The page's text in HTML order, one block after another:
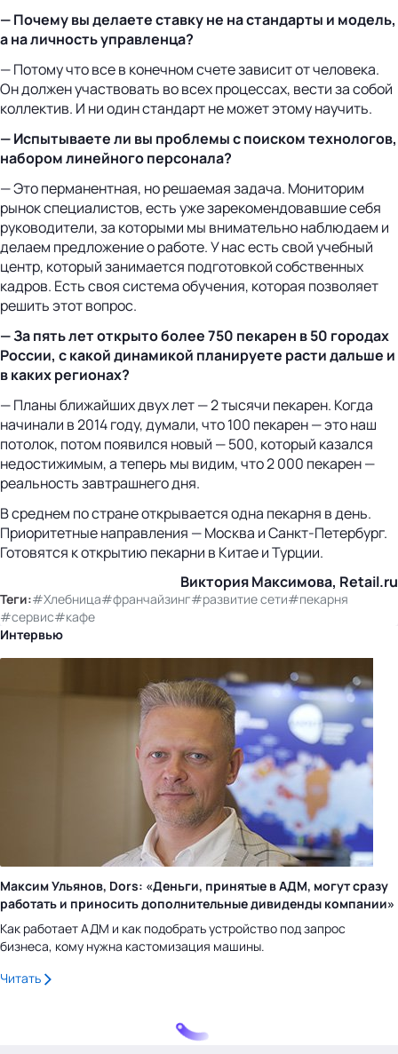
— Почему вы делаете ставку не на стандарты и модель,
а на личность управленца?
— Потому что все в конечном счете зависит от человека.
Он должен участвовать во всех процессах, вести за собой
коллектив. И ни один стандарт не может этому научить.
— Испытываете ли вы проблемы с поиском технологов,
набором линейного персонала?
— Это перманентная, но решаемая задача. Мониторим
рынок специалистов, есть уже зарекомендовавшие себя
руководители, за которыми мы внимательно наблюдаем и
делаем предложение о работе. У нас есть свой учебный
центр, который занимается подготовкой собственных
кадров. Есть своя система обучения, которая позволяет
решить этот вопрос.
— За пять лет открыто более 750 пекарен в 50 городах
России, с какой динамикой планируете расти дальше и
в каких регионах?
— Планы ближайших двух лет — 2 тысячи пекарен. Когда
начинали в 2014 году, думали, что 100 пекарен — это наш
потолок, потом появился новый — 500, который казался
недостижимым, а теперь мы видим, что 2 000 пекарен —
реальность завтрашнего дня.
В среднем по стране открывается одна пекарня в день.
Приоритетные направления — Москва и Санкт-Петербург.
Готовятся к открытию пекарни в Китае и Турции.
Виктория Максимова, Retail.ru
Теги:#Хлебница#франчайзинг#развитие сети#пекарня
#сервис#кафе
Интервью
Максим Ульянов, Dors: «Деньги, принятые в АДМ, могут сразу
работать и приносить дополнительные дивиденды компании»
Как работает АДМ и как подобрать устройство под запрос
бизнеса, кому нужна кастомизация машины.
Читать